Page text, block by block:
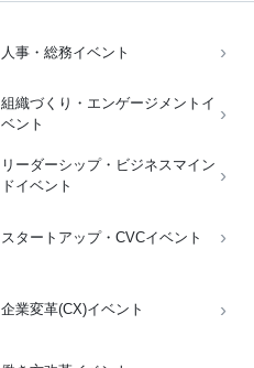
人事・総務イベント
組織づくり・エンゲージメントイ
ベント
リーダーシップ・ビジネスマイン
ドイベント
スタートアップ・CVCイベント
企業変革(CX)イベント